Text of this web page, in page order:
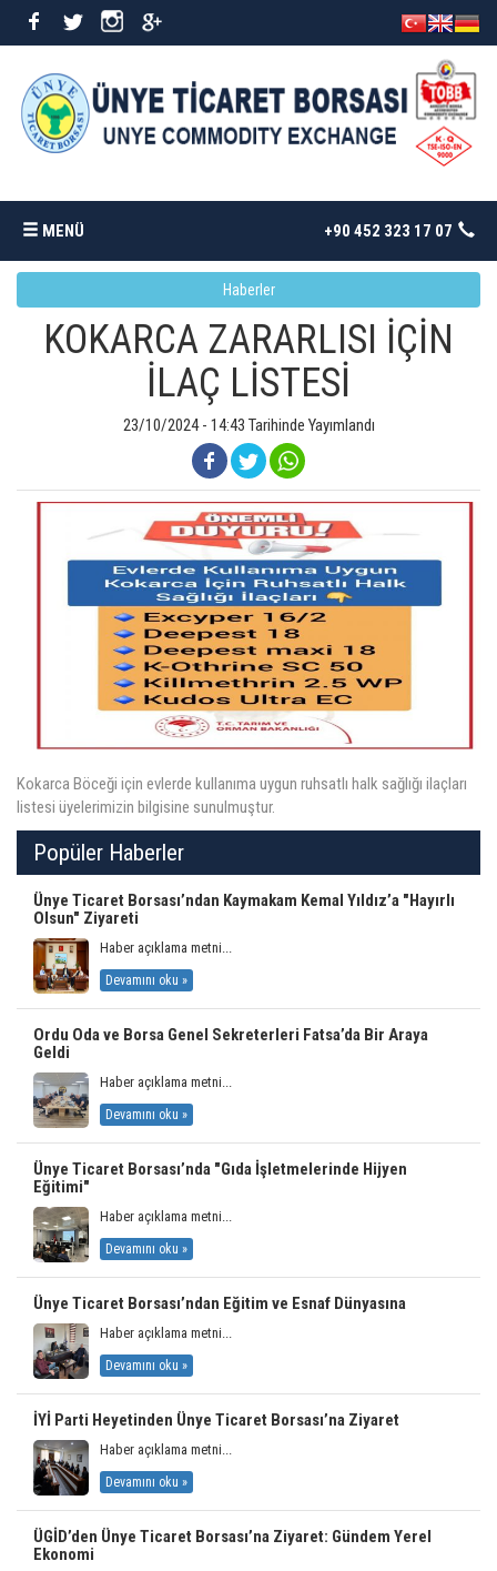
MENÜ +90 452 323 17 07
BORSAMIZ
İSTATISTIKLER
MEVZUAT
İLETIŞIM
Haberler
KOKARCA ZARARLISI İÇİN
İLAÇ LİSTESİ
23/10/2024 - 14:43 Tarihinde Yayımlandı
Kokarca Böceği için evlerde kullanıma uygun ruhsatlı halk sağlığı ilaçları
listesi üyelerimizin bilgisine sunulmuştur.
Popüler Haberler
Ünye Ticaret Borsası’ndan Kaymakam Kemal Yıldız’a "Hayırlı
Olsun" Ziyareti
Haber açıklama metni...
Devamını oku »
Ordu Oda ve Borsa Genel Sekreterleri Fatsa’da Bir Araya
Geldi
Haber açıklama metni...
Devamını oku »
Ünye Ticaret Borsası’nda "Gıda İşletmelerinde Hijyen
Eğitimi"
Haber açıklama metni...
Devamını oku »
Ünye Ticaret Borsası’ndan Eğitim ve Esnaf Dünyasına
Haber açıklama metni...
Devamını oku »
İYİ Parti Heyetinden Ünye Ticaret Borsası’na Ziyaret
Haber açıklama metni...
Devamını oku »
ÜGİD’den Ünye Ticaret Borsası’na Ziyaret: Gündem Yerel
Ekonomi